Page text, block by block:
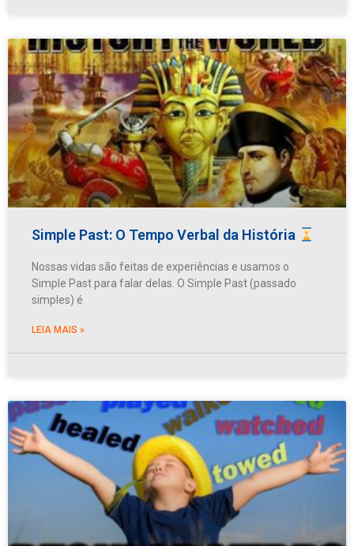
Simple Past: O Tempo Verbal da História
Nossas vidas são feitas de experiências e usamos o
Simple Past para falar delas. O Simple Past (passado
simples) é
LEIA MAIS »